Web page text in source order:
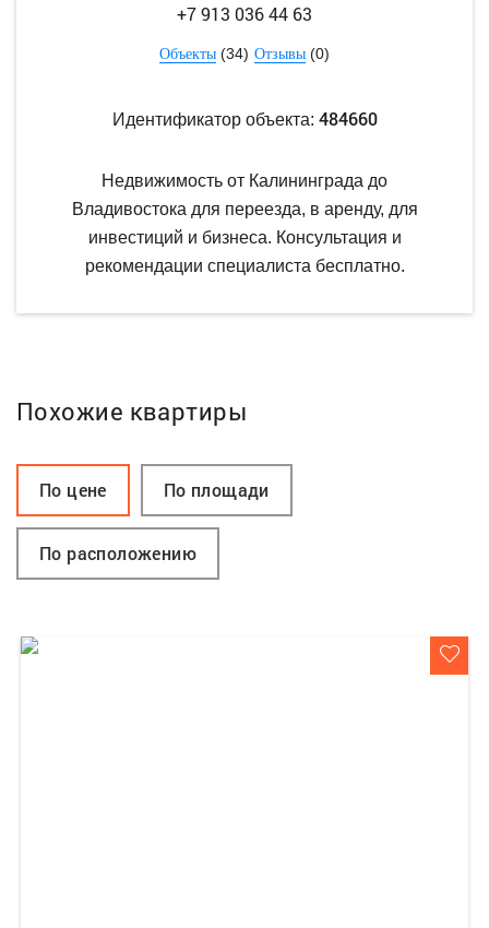
+7 913 036 44 63
Объекты (34) Отзывы (0)
Идентификатор объекта: 484660
Недвижимость от Калининграда до
Владивостока для переезда, в аренду, для
инвестиций и бизнеса. Консультация и
рекомендации специалиста бесплатно.
Похожие квартиры
По цене По площади
По расположению